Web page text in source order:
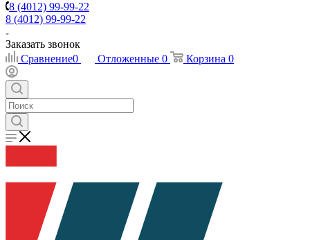
8 (4012) 99-99-22
8 (4012) 99-99-22
Заказать звонок
Сравнение0 Отложенные 0 Корзина 0